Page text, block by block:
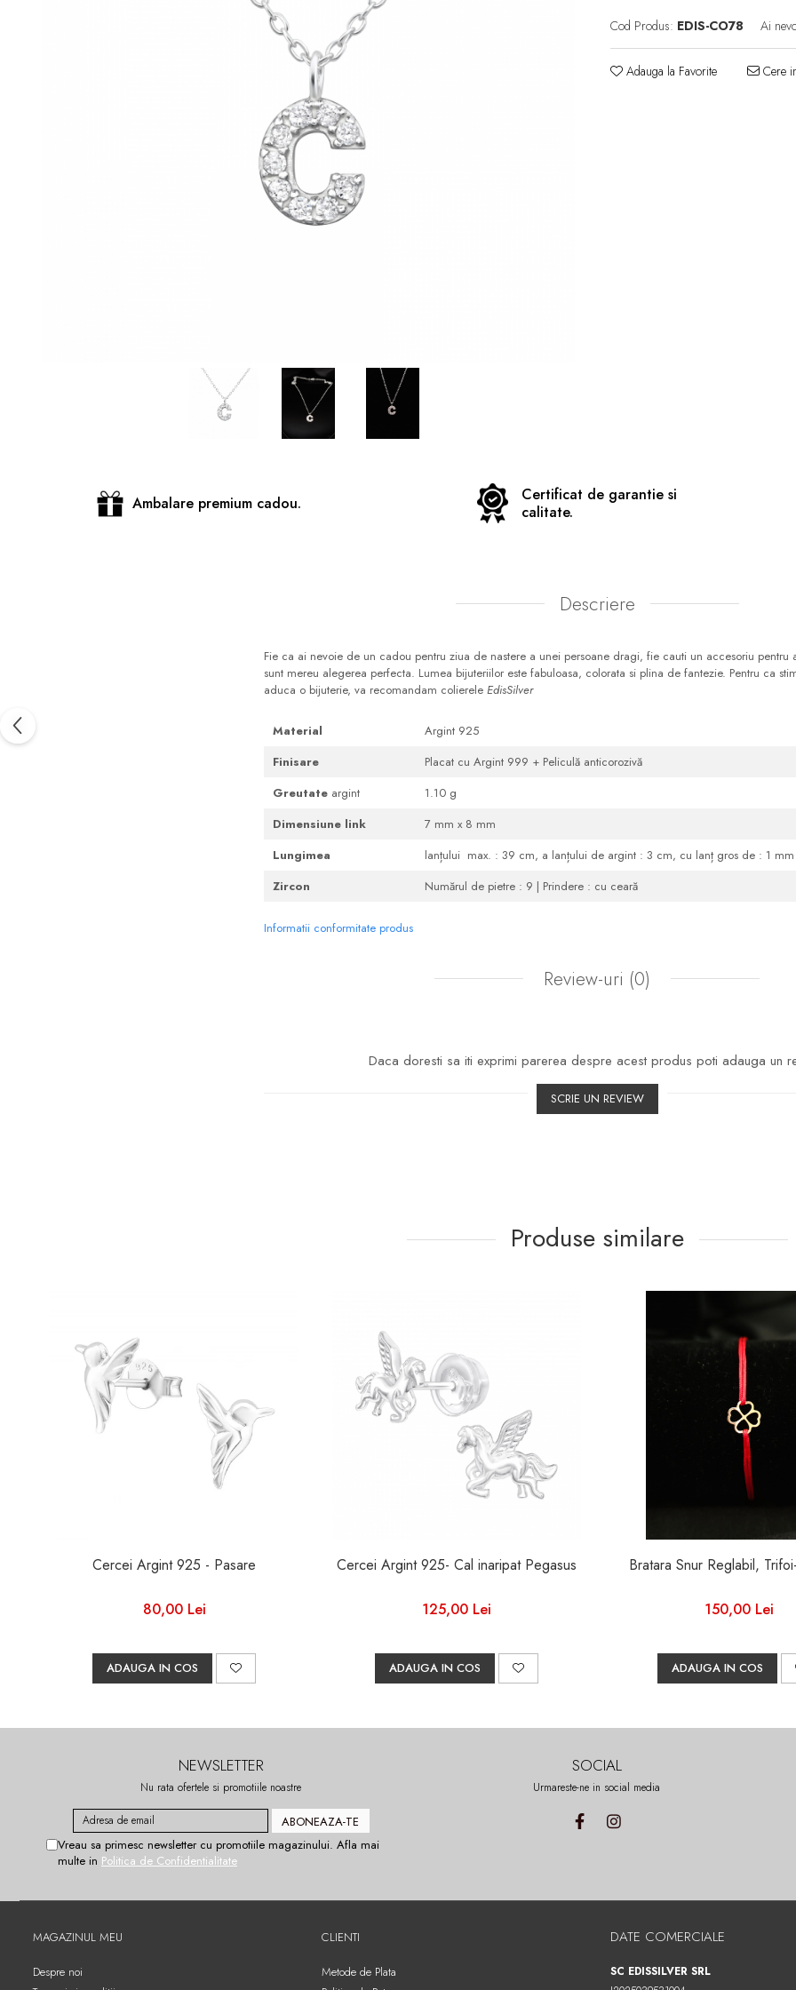
Cod Produs: EDIS-CO78 Ai
Adauga la Favorite Cere
Ambalare premium cadou.
Certificat de garantie si
calitate.
Descriere
Fie ca ai nevoie de un cadou pentru ziua de nastere a unei persoane dragi, fie cauti un accesoriu pentru
sunt mereu alegerea perfecta. Lumea bijuteriilor este fabuloasa, colorata si plina de fantezie. Pentru ca
aduca o bijuterie, va recomandam colierele EdisSilver
Material
Argint 925
Finisare
Placat cu Argint 999 + Peliculă anticorozivă
Greutate argint
1.10 g
Dimensiune link
7 mm x 8 mm
Lungimea
lanțului max. : 39 cm, a lanțului de argint : 3 cm, cu lanț gros de : 1 mm
Zircon
Numărul de pietre : 9 | Prindere : cu ceară
Informatii conformitate produs
Review-uri (0)
Daca doresti sa iti exprimi parerea despre acest produs poti adauga un
SCRIE UN REVIEW
Produse similare
Cercei Argint 925 - Pasare
80,00 Lei
ADAUGA IN COS
Cercei Argint 925- Cal inaripat Pegasus
125,00 Lei
ADAUGA IN COS
Bratara Snur Reglabil,
150,00 Lei
ADAUGA IN COS
NEWSLETTER
Nu rata ofertele si promotiile noastre
Vreau sa primesc newsletter cu promotiile magazinului. Afla mai
multe in Politica de Confidentialitate
SOCIAL
Urmareste-ne in social media
MAGAZINUL MEU
Despre noi
CLIENTI
Metode de Plata
DATE COMERCIALE
SC EDISSILVER SRL